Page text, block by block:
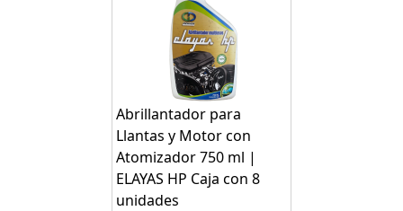
Abrillantador para
Llantas y Motor con
Atomizador 750 ml |
ELAYAS HP Caja con 8
unidades